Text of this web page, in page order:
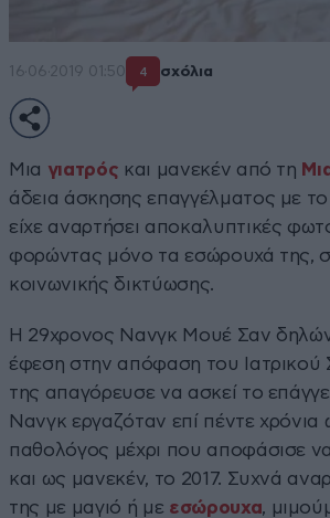
16·06·2019 01:50 4 σχόλια
Μια γιατρός και μανεκέν από τη
άδεια άσκησης επαγγέλματος με το
είχε αναρτήσει αποκαλυπτικές
φορώντας μόνο τα εσώρουχά της,
κοινωνικής δικτύωσης.
Η 29χρονος Νανγκ Μουέ Σαν
έφεση στην απόφαση του Ιατρικού
της απαγόρευσε να ασκεί το
Νανγκ εργαζόταν επί πέντε χρόνια
παθολόγος μέχρι που αποφάσισε
και ως μανεκέν, το 2017. Συχνά
της με μαγιό ή με εσώρουχα,